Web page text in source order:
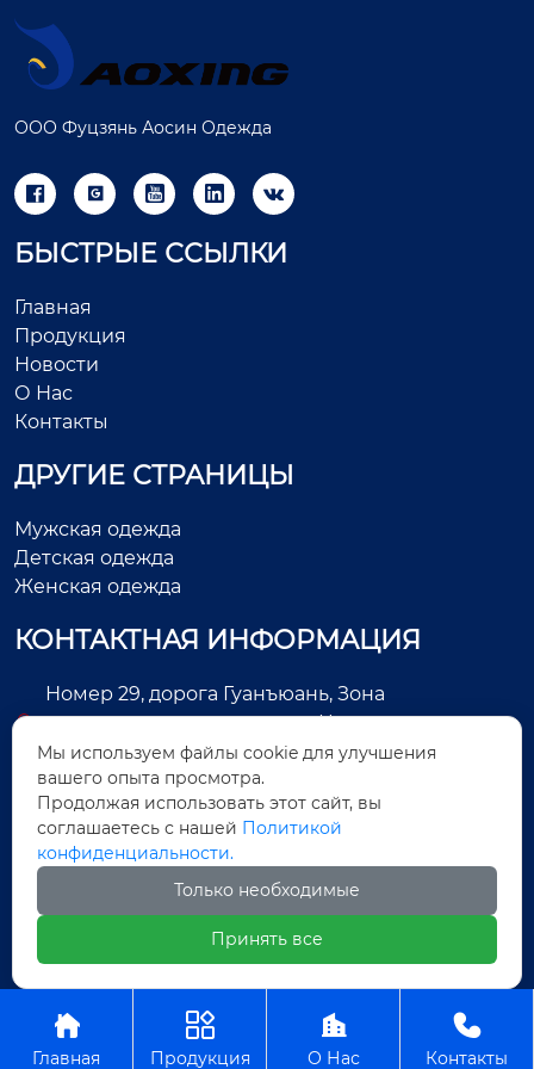
ООО Фуцзянь Аосин Одежда
    
БЫСТРЫЕ ССЫЛКИ
Главная
Продукция
Новости
О Нас
Контакты
ДРУГИЕ СТРАНИЦЫ
Мужская одежда
Детская одежда
Женская одежда
КОНТАКТНАЯ ИНФОРМАЦИЯ
Номер 29, дорога Гуанъюань, Зона
экономического развития, Цзиньцзян, город
Цюаньчжоу, провинция Фуцзянь, Китай
+86-13505025552
Legas@aoxing.com.cn
+8613505025552

Главная

Продукция

О Нас

Контакты
Мы используем файлы cookie для улучшения
вашего опыта просмотра.
Продолжая использовать этот сайт, вы
соглашаетесь с нашей Политикой
конфиденциальности.
Только необходимые
Принять все